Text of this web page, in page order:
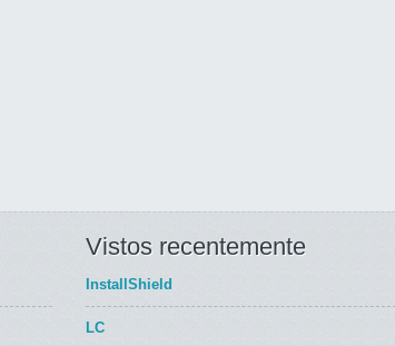
Vistos recentemente
InstallShield
LC